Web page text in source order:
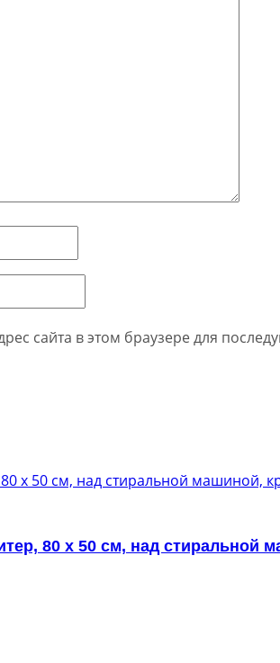
сайта в этом браузере для
80 x 50 см, над стиральной